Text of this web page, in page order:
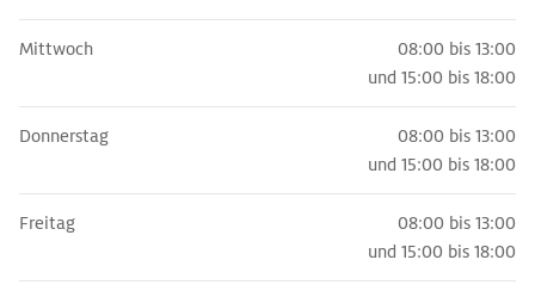
Videos und weiterführende Links
Vorstellung des Club Náutic Estartit auf Youtube
Mittwoch
08:00 bis 13:00
und 15:00 bis 18:00
Donnerstag
08:00 bis 13:00
und 15:00 bis 18:00
Freitag
08:00 bis 13:00
und 15:00 bis 18:00